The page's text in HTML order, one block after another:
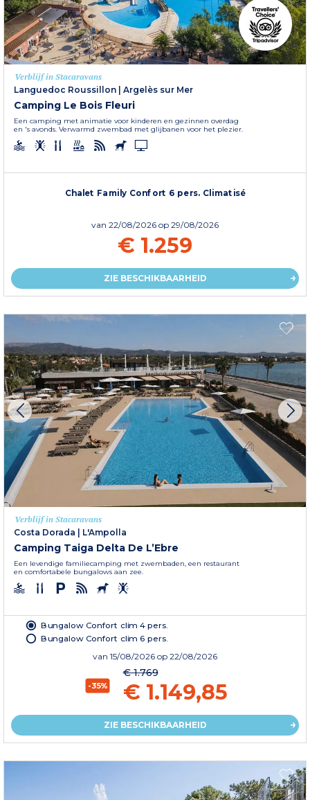
Verblijf in Stacaravans
Languedoc Roussillon | Argelès sur Mer
Camping Le Bois Fleuri
Een camping met animatie voor kinderen en gezinnen overdag
en 's avonds. Verwarmd zwembad met glijbanen voor het plezier.
Chalet Family Confort 6 pers. Climatisé
van 22/08/2026 op 29/08/2026
€ 1.259
ZIE BESCHIKBAARHEID
Verblijf in Stacaravans
Costa Dorada
L'Ampolla
Camping Taiga Delta De L’Ebre
Een levendige familiecamping met zwembaden, een restaurant
en comfortabele bungalows aan zee.
Bungalow Confort clim 4 pers.
Bungalow Confort clim 6 pers.
van 15/08/2026 op 22/08/2026
-35%
€ 1.769
€ 1.149,85
ZIE BESCHIKBAARHEID